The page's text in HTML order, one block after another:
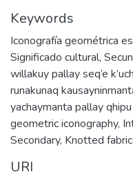
Keywords
Iconografía geométrica
Significado cultural,
willakuy pallay seq’e
runakunaq
yachaymanta pallay
geometric iconography,
Secondary, Knotted fabric
URI